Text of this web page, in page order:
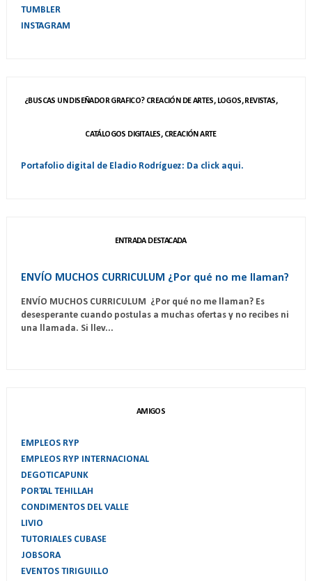
TUMBLER
INSTAGRAM
¿BUSCAS UN DISEÑADOR GRAFICO? CREACIÓN DE ARTES, LOGOS, REVISTAS,
CATÁLOGOS DIGITALES, CREACIÓN ARTE
Portafolio digital de Eladio Rodríguez: Da click aqui.
ENTRADA DESTACADA
ENVÍO MUCHOS CURRICULUM ¿Por qué no me llaman?
ENVÍO MUCHOS CURRICULUM ¿Por qué no me llaman? Es
desesperante cuando postulas a muchas ofertas y no recibes ni
una llamada. Si llev...
AMIGOS
EMPLEOS RYP
EMPLEOS RYP INTERNACIONAL
DEGOTICAPUNK
PORTAL TEHILLAH
CONDIMENTOS DEL VALLE
LIVIO
TUTORIALES CUBASE
JOBSORA
EVENTOS TIRIGUILLO